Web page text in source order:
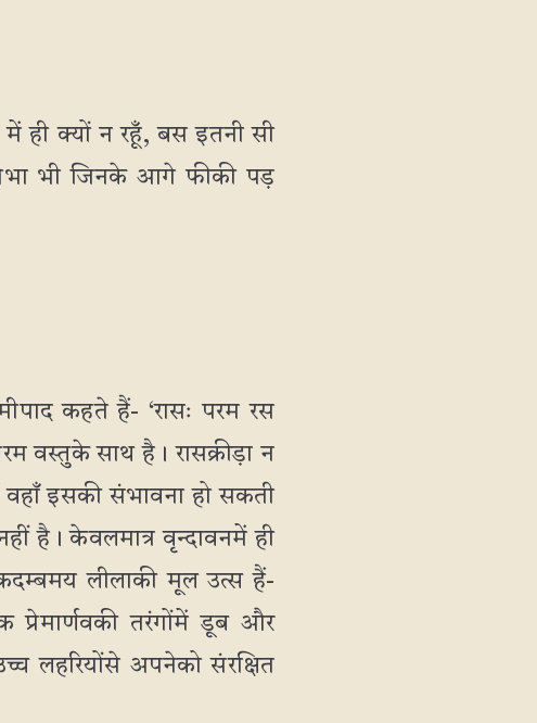
ही क्यों न रहूँ, बस इतनी सी
भी जिनके आगे फीकी पड़
कहते हैं- ‘रासः परम रस
वस्तुके साथ है। रासक्रीड़ा न
इसकी संभावना हो सकती
है। केवलमात्र वृन्दावनमें ही
लीलाकी मूल उत्स हैं-
प्रेमार्णवकी तरंगोंमें डूब और
लहरियोंसे अपनेको संरक्षित